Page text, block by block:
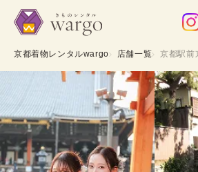
京都着物レンタルwargo 店舗一覧 京都駅前